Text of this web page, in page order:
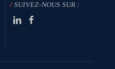
/SUIVEZ-NOUS SUR :